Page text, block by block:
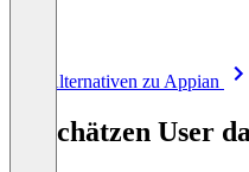
Alle Alternativen zu Appian
So schätzen User